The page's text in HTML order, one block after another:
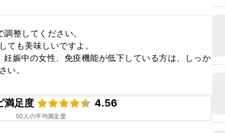
整してください。
ても美味しいですよ。
娠中の女性、免疫機能が低下している方は、しっか
い。
満足度
4.56
50 人の平均満足度